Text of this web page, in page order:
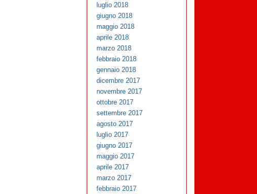
luglio 2018
giugno 2018
maggio 2018
aprile 2018
marzo 2018
febbraio 2018
gennaio 2018
dicembre 2017
novembre 2017
ottobre 2017
settembre 2017
agosto 2017
luglio 2017
giugno 2017
maggio 2017
aprile 2017
marzo 2017
febbraio 2017